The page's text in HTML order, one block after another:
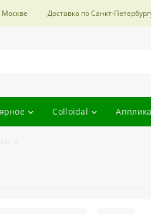
Москве Доставка по Санкт-
Colloidal